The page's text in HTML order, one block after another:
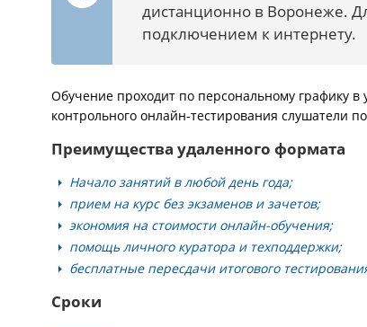
дистанционно в Воронеже.
подключением к интернету.
Обучение проходит по персональному графику в
контрольного онлайн-тестирования слушатели
Преимущества удаленного формата
Начало занятий в любой день года;
прием на курс без экзаменов и зачетов;
экономия на стоимости онлайн-обучения;
помощь личного куратора и техподдержки;
бесплатные пересдачи итогового
Сроки